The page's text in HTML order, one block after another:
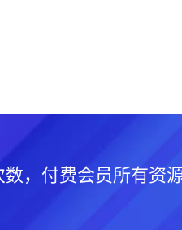
，付费会员所有资